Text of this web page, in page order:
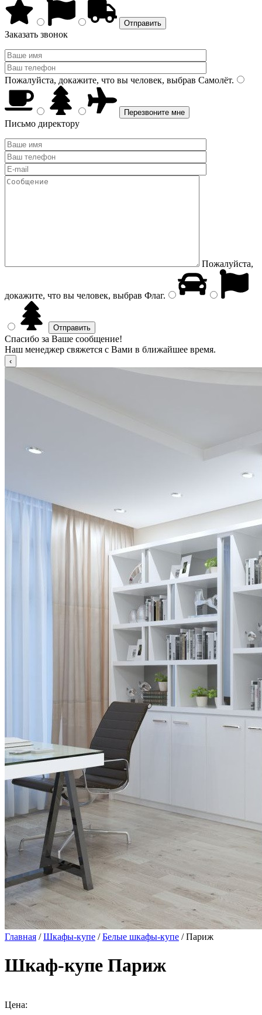
Заказать звонок
Пожалуйста, докажите, что вы человек, выбрав Самолёт.
Письмо директору
Пожалуйста,
докажите, что вы человек, выбрав Флаг.
Спасибо за Ваше сообщение!
Наш менеджер свяжется с Вами в ближайшее время.
Главная /Шкафы-купе /Белые шкафы-купе / Париж
Шкаф-купе Париж
Цена: